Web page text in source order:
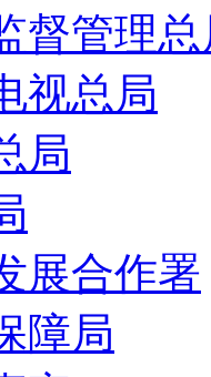
督管理
视总局
局
展合作署
障局